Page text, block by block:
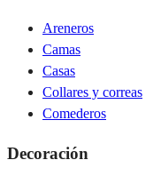
Areneros
Camas
Casas
Collares y correas
Comederos
Decoración